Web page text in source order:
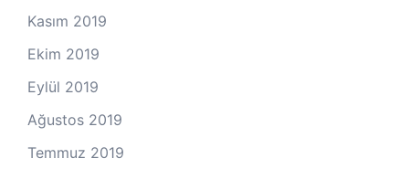
Kasım 2019
Ekim 2019
Eylül 2019
Ağustos 2019
Temmuz 2019